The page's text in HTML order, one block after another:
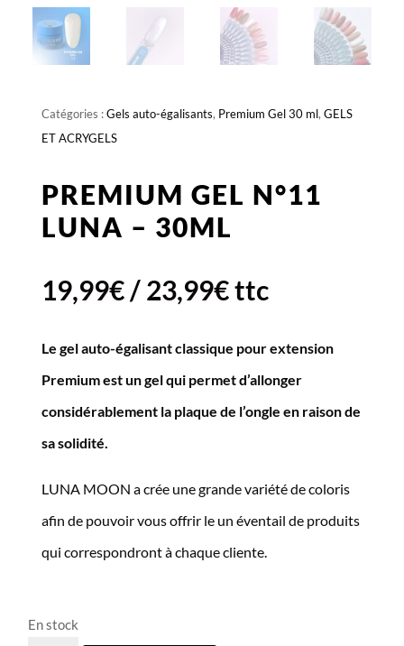
Catégories :Gels auto-égalisants, Premium Gel 30 ml, GELS
ET ACRYGELS
PREMIUM GEL N°11
LUNA – 30ML
19,99€/23,99€ttc
Le gel auto-égalisant classique pour extension
Premium est un gel qui permet d’allonger
considérablement la plaque de l’ongle en raison de
sa solidité.
LUNA MOON a crée une grande variété de coloris
afin de pouvoir vous offrir le un éventail de produits
qui correspondront à chaque cliente.
En stock